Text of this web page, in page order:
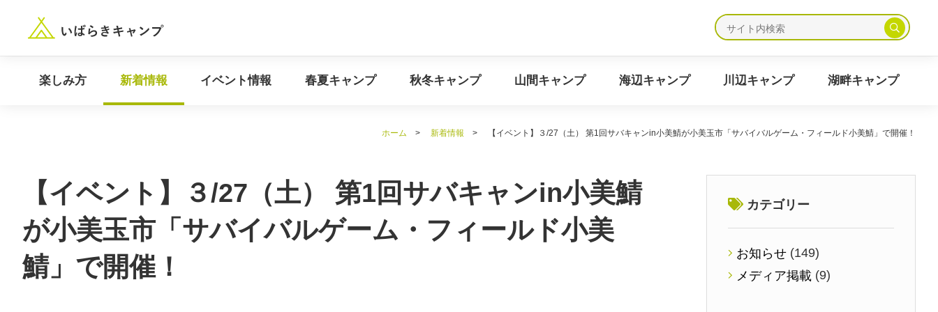
“いばらき”のキャンプ場を探す 海辺キャンプ 川辺キャンプ 湖畔キャンプ
楽しみ方 新着情報 イベント情報 春夏キャンプ 秋冬キャンプ 山間キャンプ 海辺キャンプ 川辺キャンプ 湖畔キャンプ
ホーム > 新着情報 > 【イベント】３/27（土） 第1回サバキャンin小美鯖が小美玉市「サバイバルゲーム・フィールド小美鯖」で開催！
【イベント】３/27（土） 第1回サバキャンin小美鯖
が小美玉市「サバイバルゲーム・フィールド小美
鯖」で開催！
カテゴリー
お知らせ (149)
メディア掲載 (9)